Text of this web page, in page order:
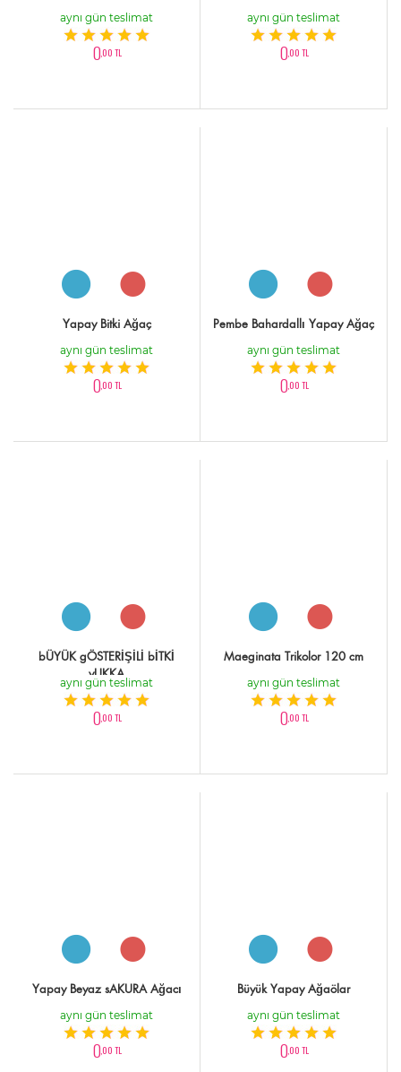
aynı gün teslimat
0,00 TL
aynı gün teslimat
0,00 TL
Yapay Bitki Ağaç
aynı gün teslimat
0,00 TL
Pembe Bahardallı Yapay Ağaç
aynı gün teslimat
0,00 TL
bÜYÜK gÖSTERİŞİLİ bİTKİ
yUKKA
aynı gün teslimat
0,00 TL
Maeginata Trikolor 120 cm
aynı gün teslimat
0,00 TL
Yapay Beyaz sAKURA Ağacı
aynı gün teslimat
0,00 TL
Büyük Yapay Ağaölar
aynı gün teslimat
0,00 TL